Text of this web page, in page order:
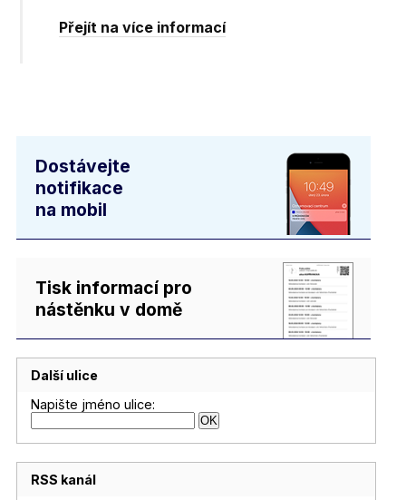
Přejít na více informací
Dostávejte
notifikace
na mobil
Tisk informací pro
nástěnku v domě
Další ulice
Napište jméno ulice:
RSS kanál